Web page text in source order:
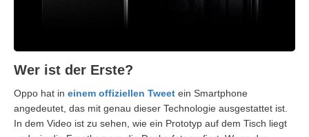
Wer ist der Erste?
Oppo hat in einem offiziellen Tweet ein Smartphone
angedeutet, das mit genau dieser Technologie ausgestattet ist.
In dem Video ist zu sehen, wie ein Prototyp auf dem Tisch liegt